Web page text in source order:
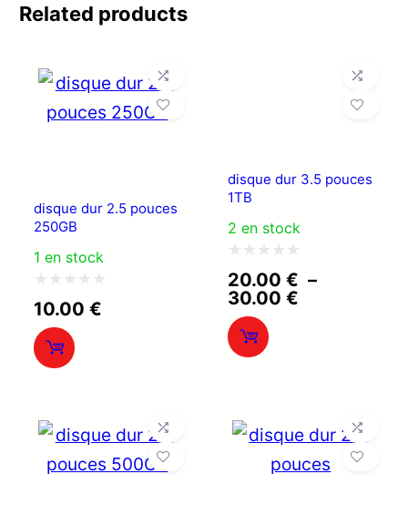
Related products
disque dur 2.5 pouces
250GB
1 en stock
Note
0
sur
10.00€
disque dur 3.5 pouces
1TB
2 en stock
Note
0
sur
5
20.00 € –
30.00 €